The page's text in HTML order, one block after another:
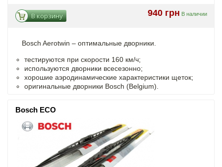
940 грн В наличии
В корзину
Bosch Aerotwin – оптимальные дворники.
тестируются при скорости 160 км/ч;
используются дворники всесезонно;
хорошие аэродинамические характеристики щеток;
оригинальные дворники Bosch (Belgium).
Bosch ECO